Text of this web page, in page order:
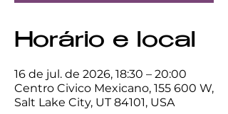
Horário e local
16 de jul. de 2026, 18:30 – 20:00
Centro Civico Mexicano, 155 600 W,
Salt Lake City, UT 84101, USA